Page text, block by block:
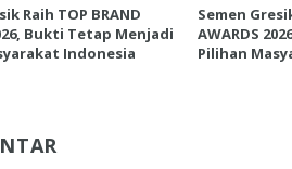
Raih TOP BRAND
Bukti Tetap Menjadi
Indonesia
Semen
AWARDS
Pilihan